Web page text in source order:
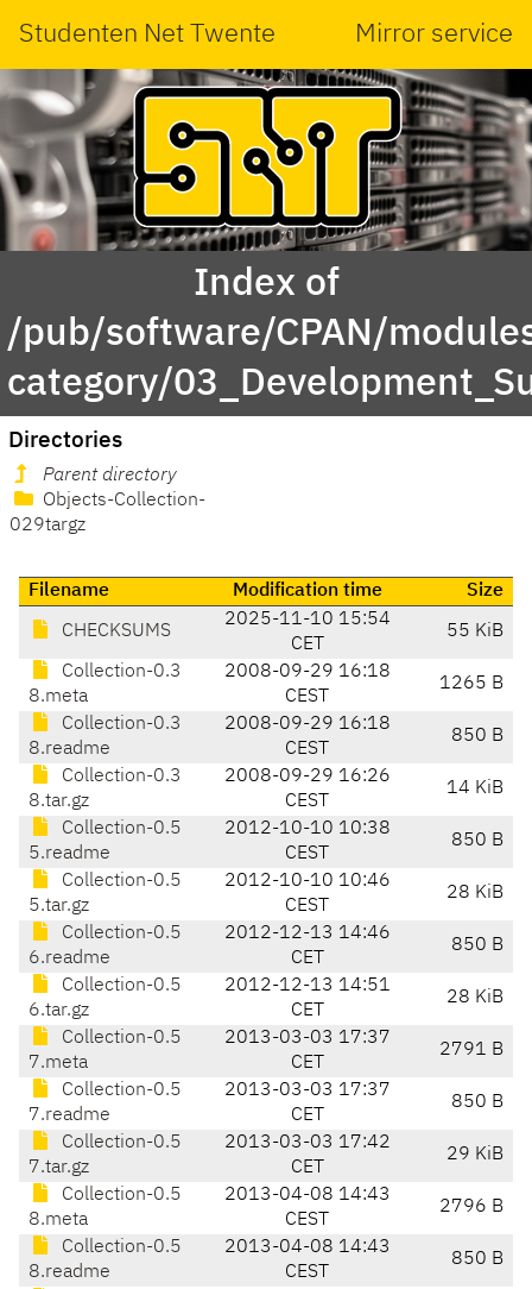
Studenten Net Twente Mirror service
Index of
/pub/software/CPAN/
category/
Directories
Parent directory
Objects-Collection-
029targz
Filename Modification time Size
CHECKSUMS
2025-11-10 15:54
CET
55 KiB
Collection-0.3
8.meta
2008-09-29 16:18
CEST
1265 B
Collection-0.3
8.readme
2008-09-29 16:18
CEST
850 B
Collection-0.3
8.tar.gz
2008-09-29 16:26
CEST
14 KiB
Collection-0.5
5.readme
2012-10-10 10:38
CEST
850 B
Collection-0.5
5.tar.gz
2012-10-10 10:46
CEST
28 KiB
Collection-0.5
6.readme
2012-12-13 14:46
CET
850 B
Collection-0.5
6.tar.gz
2012-12-13 14:51
CET
28 KiB
Collection-0.5
7.meta
2013-03-03 17:37
CET
2791 B
Collection-0.5
7.readme
2013-03-03 17:37
CET
850 B
Collection-0.5
7.tar.gz
2013-03-03 17:42
CET
29 KiB
Collection-0.5
8.meta
2013-04-08 14:43
CEST
2796 B
Collection-0.5
8.readme
2013-04-08 14:43
CEST
850 B